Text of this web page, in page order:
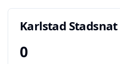
Karlstad Stadsnat
0